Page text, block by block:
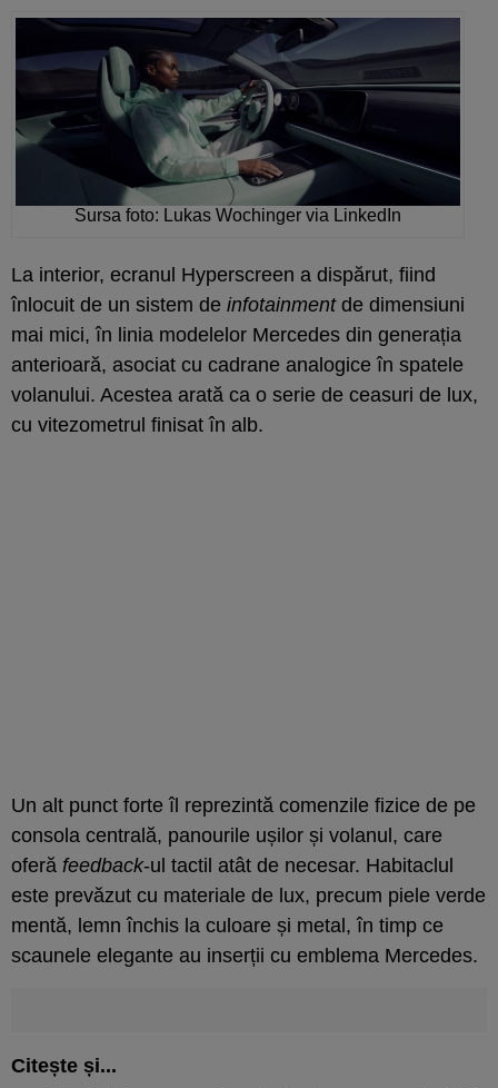
Sursa foto: Lukas Wochinger via LinkedIn
La interior, ecranul Hyperscreen a dispărut, fiind
înlocuit de un sistem de infotainmentde dimensiuni
mai mici, în linia modelelor Mercedes din generația
anterioară, asociat cu cadrane analogice în spatele
volanului. Acestea arată ca o serie de ceasuri de lux,
cu vitezometrul finisat în alb.
Un alt punct forte îl reprezintă comenzile fizice de pe
consola centrală, panourile ușilor și volanul, care
oferă feedback-ul tactil atât de necesar. Habitaclul
este prevăzut cu materiale de lux, precum piele verde
mentă, lemn închis la culoare și metal, în timp ce
scaunele elegante au inserții cu emblema Mercedes.
Citește și...